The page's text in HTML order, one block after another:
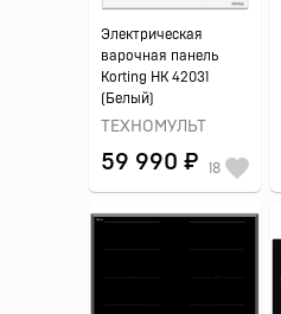
Электрическая
варочная панель
Korting HK 42031
(Белый)
ТЕХНОМУЛЬТ
59 990 ₽ 18